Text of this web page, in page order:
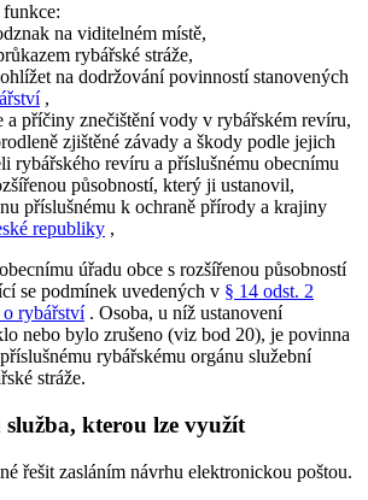
na viditelném místě,
rybářské stráže,
na dodržování povinností stanovených
,
a příčiny znečištění vody v rybářském revíru,
zjištěné závady a škody podle jejich
rybářského revíru a příslušnému obecnímu
působností, který ji ustanovil,
příslušnému k ochraně přírody a krajiny
republiky ,
úřadu obce s rozšířenou působností
se podmínek uvedených v § 14 odst. 2
o rybářství. Osoba, u níž ustanovení
nebo bylo zrušeno (viz bod 20), je povinna
rybářskému orgánu služební
stráže.
kterou lze využít
řešit zasláním návrhu elektronickou poštou.